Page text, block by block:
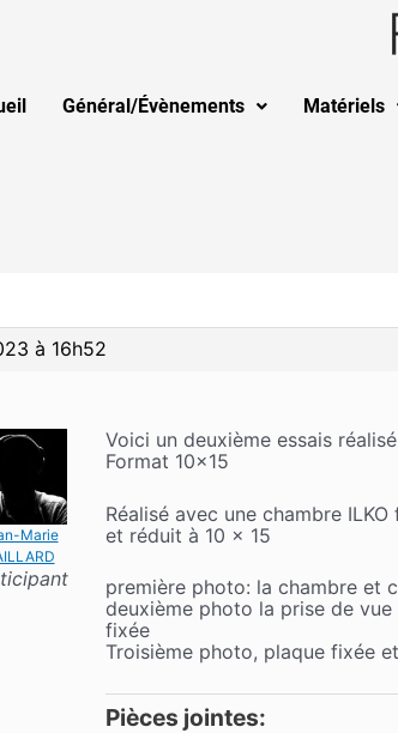
Général/Évènements Matériels
à 16h52
Marie
Voici un deuxième essais
Format 10×15
Réalisé avec une chambre
et réduit à 10 x 15
première photo: la chambre et
deuxième photo la prise de
fixée
Troisième photo, plaque fixée
Pièces jointes: